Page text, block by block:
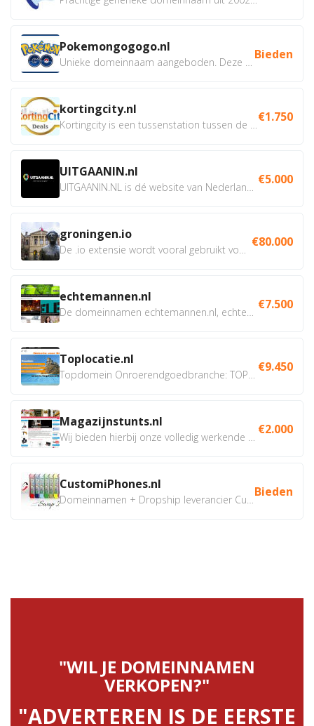
Pokemongogogo.nl Bieden
kortingcity.nl €1.750
UITGAANIN.nl €5.000
groningen.io €80.000
echtemannen.nl €7.500
Toplocatie.nl €9.450
Magazijnstunts.nl €2.000
CustomiPhones.nl Bieden
"WIL JE DOMEINNAMEN
VERKOPEN?"
"ADVERTEREN IS DE EERSTE